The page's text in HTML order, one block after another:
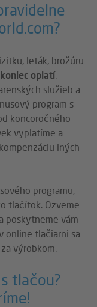
leták, brožúru
oplatí.
služieb a
program s
koncoročného
vyplatíme a
iných
programu,
tlačítok. Ozveme
poskytneme vám
online tlačiarni sa
výrobkom.
tlačou?